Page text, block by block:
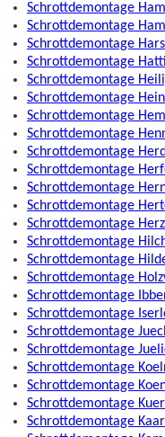
Schrottdemontage
Schrottdemontage
Schrottdemontage
Schrottdemontage
Schrottdemontage
Schrottdemontage
Schrottdemontage
Schrottdemontage
Schrottdemontage
Schrottdemontage
Schrottdemontage
Schrottdemontage
Schrottdemontage
Schrottdemontage
Schrottdemontage
Schrottdemontage
Schrottdemontage
Schrottdemontage
Schrottdemontage
Schrottdemontage
Schrottdemontage
Schrottdemontage
Schrottdemontage
Schrottdemontage